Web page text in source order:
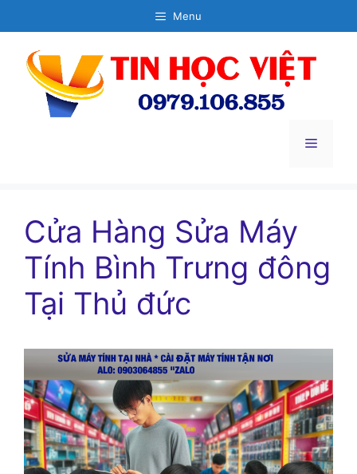
đến
dung
Menu
Menu
Cửa Hàng Sửa Máy
Tính Bình Trưng đông
Tại Thủ đức